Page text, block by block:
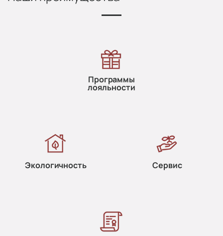
Программы
лояльности
Экологичность Сервис